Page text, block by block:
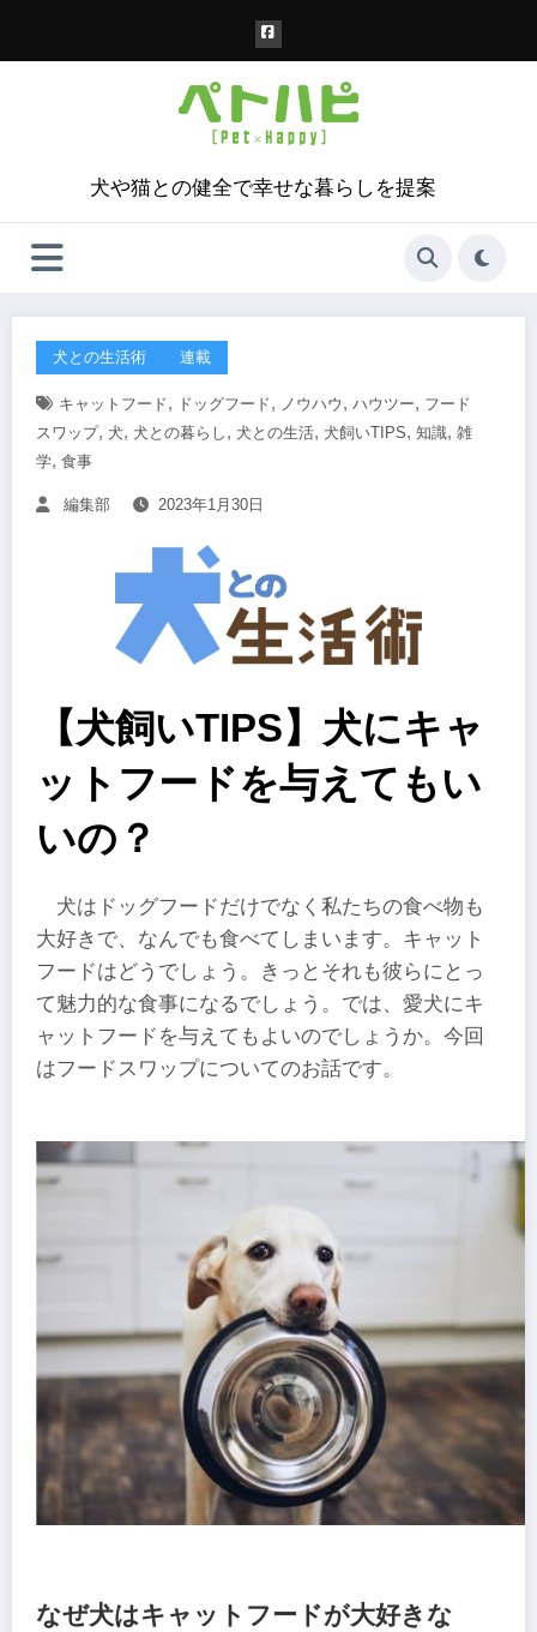
犬や猫との健全で幸せな暮らしを提案
犬との生活術 連載
キャットフード, ドッグフード, ノウハウ , ハウツー, フード
スワップ, 犬, 犬との暮らし , 犬との生活, 犬飼いTIPS, 知識, 雑
学, 食事
編集部 2023年1月30日
【犬飼いTIPS】犬にキャ
ットフードを与えてもい
いの？
犬はドッグフードだけでなく私たちの食べ物も
大好きで、なんでも食べてしまいます。キャット
フードはどうでしょう。きっとそれも彼らにとっ
て魅力的な食事になるでしょう。では、愛犬にキ
ャットフードを与えてもよいのでしょうか。今回
はフードスワップについてのお話です。
なぜ犬はキャットフードが大好きな